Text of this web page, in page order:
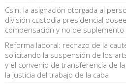
Csjn: la asignación otorgada al
división custodia presidencial
compensación y no de suplemento
Reforma laboral: rechazo de la
solicitando la suspensión de los
y el convenio de transferencia de
la justicia del trabajo de la caba